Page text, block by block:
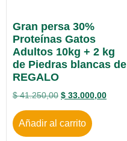
Gran persa 30%
Proteínas Gatos
Adultos 10kg + 2 kg
de Piedras blancas de
REGALO
$41.250,00 $ 33.000,00
Añadir al carrito